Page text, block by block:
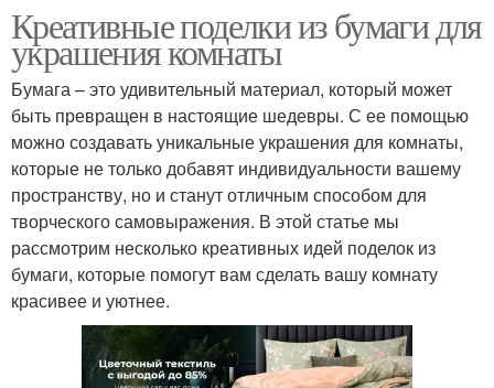
Креативные поделки из бумаги для
украшения комнаты
Бумага – это удивительный материал, который может
быть превращен в настоящие шедевры. С ее помощью
можно создавать уникальные украшения для комнаты,
которые не только добавят индивидуальности вашему
пространству, но и станут отличным способом для
творческого самовыражения. В этой статье мы
рассмотрим несколько креативных идей поделок из
бумаги, которые помогут вам сделать вашу комнату
красивее и уютнее.